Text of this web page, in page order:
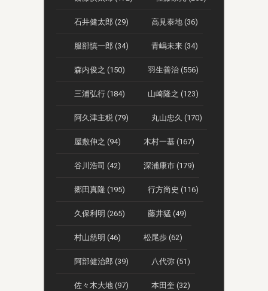
石井健太郎 (29) 高見泰地 (36)
服部慎一郎 (34) 青嶋未来 (34)
森内俊之 (150) 羽生善治 (556)
三浦弘行 (184) 山崎隆之 (123)
阿久津主税 (79) 丸山忠久 (170)
屋敷伸之 (94) 木村一基 (167)
谷川浩司 (42) 深浦康市 (179)
郷田真隆 (195) 行方尚史 (116)
久保利明 (265) 藤井猛 (49)
村山慈明 (46) 松尾歩 (62)
阿部健治郎 (39) 八代弥 (51)
佐々木大地 (97) 本田奎 (32)